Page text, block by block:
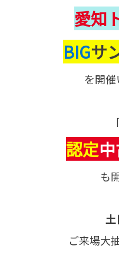
愛知
BIGサ
を開催
認定
も
土
ご来場大